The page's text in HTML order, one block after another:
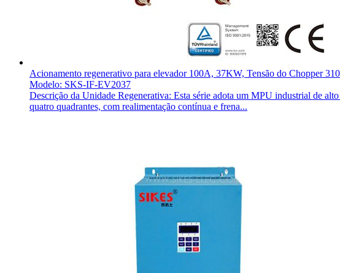
Acionamento regenerativo para elevador 100A, 37KW, Tensão do Chopper
Modelo: SKS-IF-EV2037
Descrição da Unidade Regenerativa: Esta série adota um MPU industrial de
quatro quadrantes, com realimentação contínua e frena...